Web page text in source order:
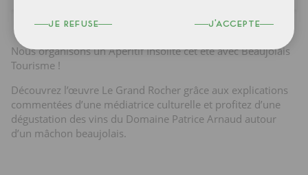
Nous organisons un Apéritif Insolite cet été avec Beaujolais
Tourisme !
Découvrez l’œuvre Le Grand Rocher grâce aux explications
commentées d’une médiatrice culturelle et profitez d’une
dégustation des vins du Domaine Patrice Arnaud autour
d’un mâchon beaujolais.
j'accepte
je refuse